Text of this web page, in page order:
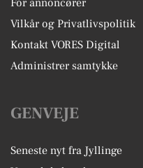
Vilkår og Privatlivspolitik
Kontakt VORES Digital
Administrer samtykke
GENVEJE
Seneste nyt fra Jyllinge